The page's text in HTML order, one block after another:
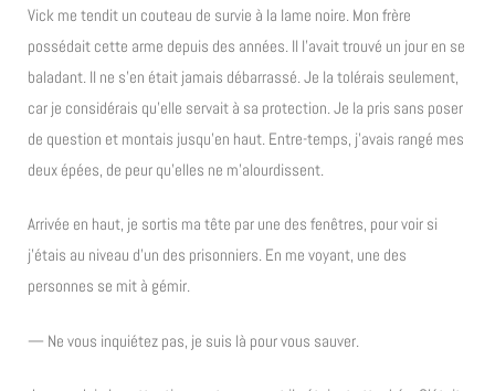
Vick me tendit un couteau de survie à la lame noire. Mon frère
possédait cette arme depuis des années. Il l’avait trouvé un jour en se
baladant. Il ne s’en était jamais débarrassé. Je la tolérais seulement,
car je considérais qu’elle servait à sa protection. Je la pris sans poser
de question et montais jusqu’en haut. Entre-temps, j’avais rangé mes
deux épées, de peur qu’elles ne m’alourdissent.
Arrivée en haut, je sortis ma tête par une des fenêtres, pour voir si
j’étais au niveau d’un des prisonniers. En me voyant, une des
personnes se mit à gémir.
— Ne vous inquiétez pas, je suis là pour vous sauver.